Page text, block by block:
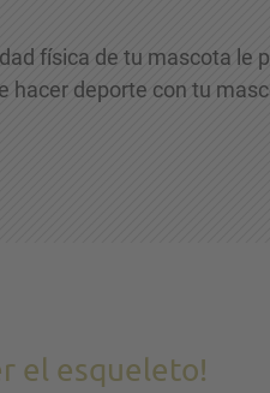
física de tu mascota le
hacer deporte con tu
el esqueleto!